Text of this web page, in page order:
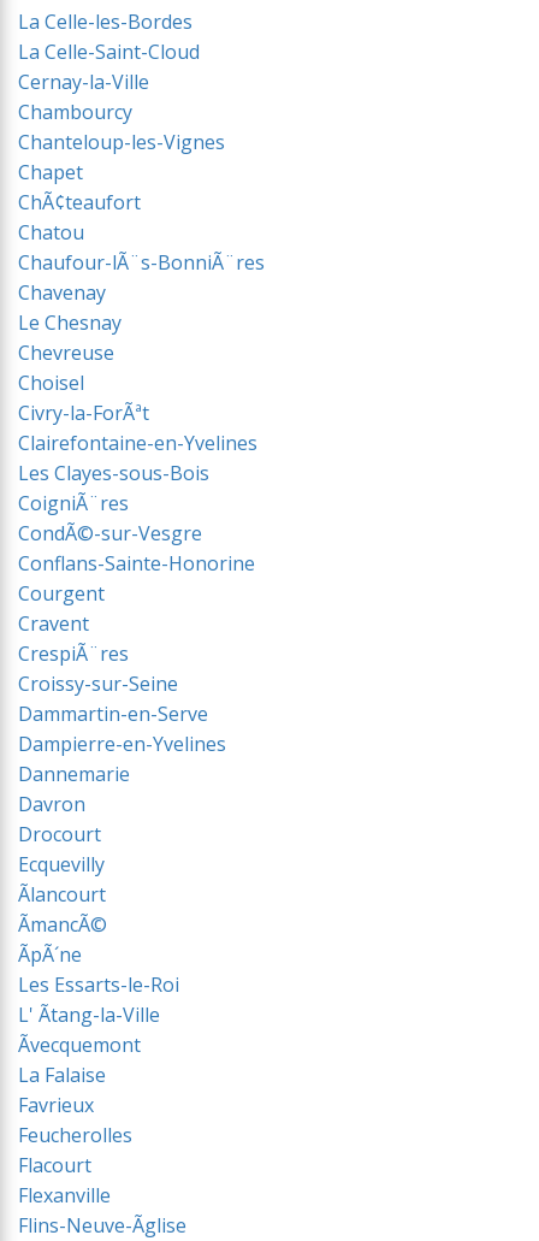
La Celle-les-Bordes
La Celle-Saint-Cloud
Cernay-la-Ville
Chambourcy
Chanteloup-les-Vignes
Chapet
ChÃ¢teaufort
Chatou
Chaufour-lÃ¨s-BonniÃ¨res
Chavenay
Le Chesnay
Chevreuse
Choisel
Civry-la-ForÃªt
Clairefontaine-en-Yvelines
Les Clayes-sous-Bois
CoigniÃ¨res
CondÃ©-sur-Vesgre
Conflans-Sainte-Honorine
Courgent
Cravent
CrespiÃ¨res
Croissy-sur-Seine
Dammartin-en-Serve
Dampierre-en-Yvelines
Dannemarie
Davron
Drocourt
Ecquevilly
Ãlancourt
ÃmancÃ©
ÃpÃ´ne
Les Essarts-le-Roi
L' Ãtang-la-Ville
Ãvecquemont
La Falaise
Favrieux
Feucherolles
Flacourt
Flexanville
Flins-Neuve-Ãglise